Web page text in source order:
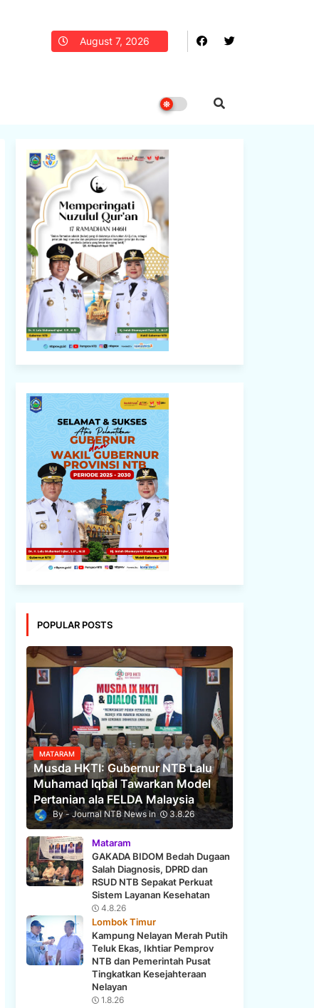
August 7, 2026
POPULAR POSTS
MATARAM
Musda HKTI: Gubernur NTB Lalu
Muhamad Iqbal Tawarkan Model
Pertanian ala FELDA Malaysia
Journal NTB News 3.8.26
Mataram
GAKADA BIDOM Bedah Dugaan
Salah Diagnosis, DPRD dan
RSUD NTB Sepakat Perkuat
Sistem Layanan Kesehatan
4.8.26
Lombok Timur
Kampung Nelayan Merah Putih
Teluk Ekas, Ikhtiar Pemprov
NTB dan Pemerintah Pusat
Tingkatkan Kesejahteraan
Nelayan
1.8.26